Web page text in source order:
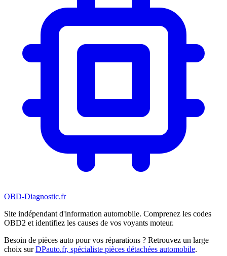
OBD-Diagnostic.fr
Site indépendant d'information automobile. Comprenez les codes
OBD2 et identifiez les causes de vos voyants moteur.
Besoin de pièces auto pour vos réparations ? Retrouvez un large
choix sur DPauto.fr, spécialiste pièces détachées automobile.